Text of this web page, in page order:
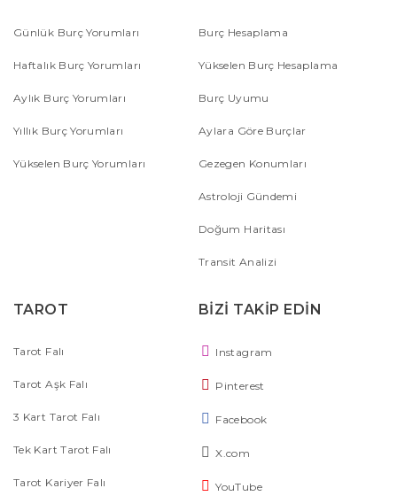
Günlük Burç Yorumları
Haftalık Burç Yorumları
Aylık Burç Yorumları
Yıllık Burç Yorumları
Yükselen Burç Yorumları
Burç Hesaplama
Yükselen Burç Hesaplama
Burç Uyumu
Aylara Göre Burçlar
Gezegen Konumları
Astroloji Gündemi
Doğum Haritası
Transit Analizi
TAROT
Tarot Falı
Tarot Aşk Falı
3 Kart Tarot Falı
Tek Kart Tarot Falı
Tarot Kariyer Falı
BİZİ TAKİP EDİN
Instagram
Pinterest
Facebook
X.com
YouTube